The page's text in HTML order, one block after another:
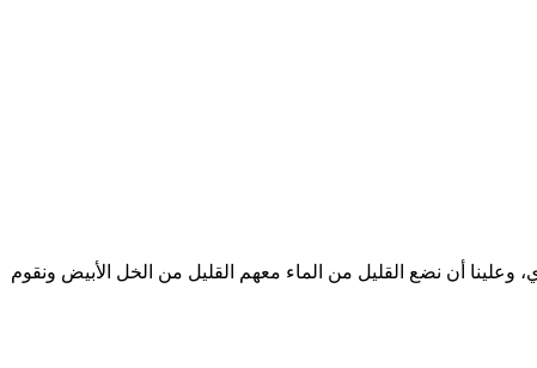
أن نضع القليل من الماء معهم القليل من الخل الأبيض ونقوم